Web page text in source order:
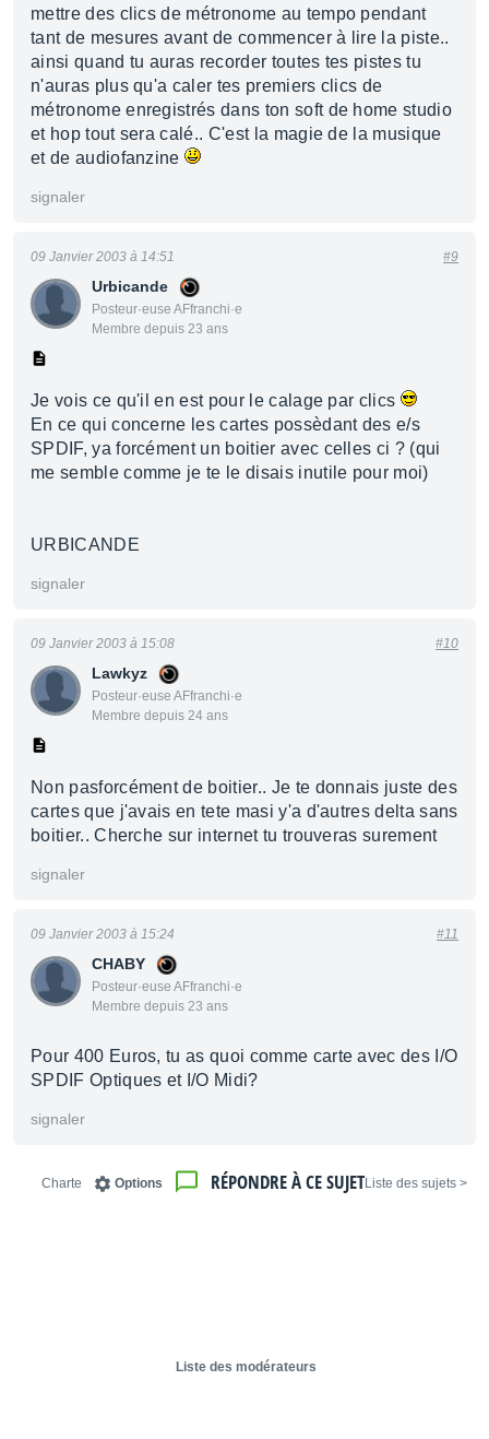
mettre des clics de métronome au tempo pendant
tant de mesures avant de commencer à lire la piste..
ainsi quand tu auras recorder toutes tes pistes tu
n'auras plus qu'a caler tes premiers clics de
métronome enregistrés dans ton soft de home studio
et hop tout sera calé.. C'est la magie de la musique
et de audiofanzine
signaler
Urbicande
Posteur·euse AFfranchi·e
Membre depuis 23 ans
09 Janvier 2003 à 14:51 #9
Je vois ce qu'il en est pour le calage par clics
En ce qui concerne les cartes possèdant des e/s
SPDIF, ya forcément un boitier avec celles ci ? (qui
me semble comme je te le disais inutile pour moi)
URBICANDE
signaler
Lawkyz
Posteur·euse AFfranchi·e
Membre depuis 24 ans
09 Janvier 2003 à 15:08 #10
Non pasforcément de boitier.. Je te donnais juste des
cartes que j'avais en tete masi y'a d'autres delta sans
boitier.. Cherche sur internet tu trouveras surement
signaler
CHABY
Posteur·euse AFfranchi·e
Membre depuis 23 ans
09 Janvier 2003 à 15:24 #11
Pour 400 Euros, tu as quoi comme carte avec des I/O
SPDIF Optiques et I/O Midi?
signaler
< Liste des sujets
RÉPONDRE À CE SUJET
Options
Charte
Liste des modérateurs